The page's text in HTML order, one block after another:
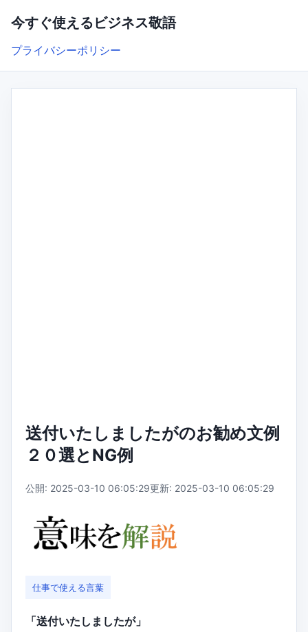
今すぐ使えるビジネス敬語
プライバシーポリシー
送付いたしましたがのお勧め文例
２０選とNG例
公開: 2025-03-10 06:05:29更新: 2025-03-10 06:05:29
仕事で使える言葉
「送付いたしましたが」